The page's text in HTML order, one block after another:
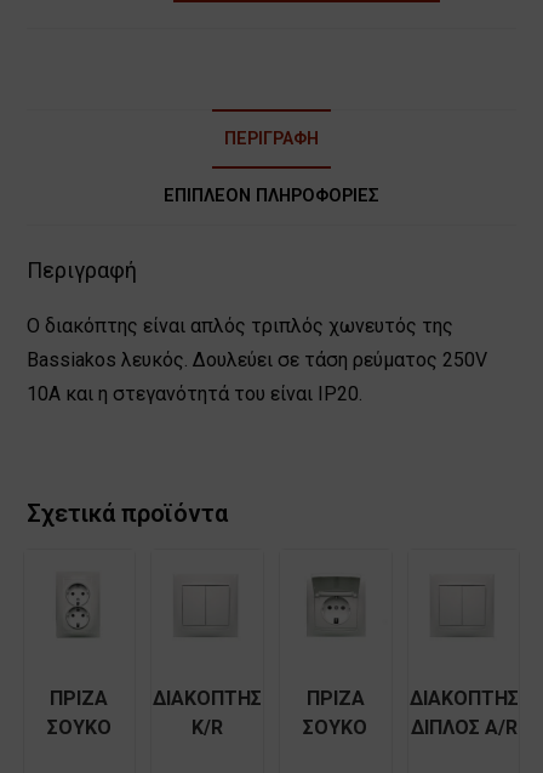
ΠΕΡΙΓΡΑΦΉ
ΕΠΙΠΛΈΟΝ ΠΛΗΡΟΦΟΡΊΕΣ
Περιγραφή
Ο διακόπτης είναι απλός τριπλός χωνευτός της
Bassiakos λευκός. Δουλεύει σε τάση ρεύματος 250V
10Α και η στεγανότητά του είναι IP20.
Σχετικά προϊόντα
ΠΡΙΖΑ
ΣΟΥΚΟ
ΔΙΑΚΟΠΤΗΣ
K/R
ΠΡΙΖΑ
ΣΟΥΚΟ
ΔΙΑΚΟΠΤΗΣ
ΔΙΠΛΟΣ Α/R